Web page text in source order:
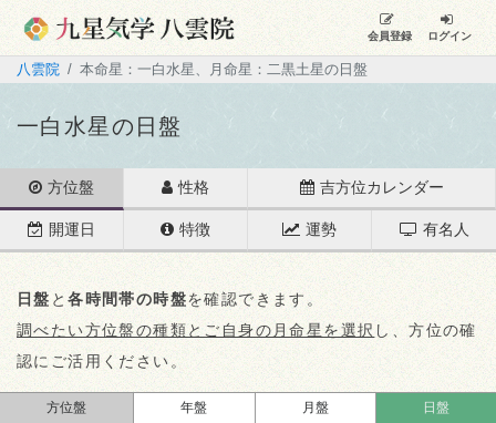
会員登録 ログイン
八雲院 本命星：一白水星、月命星：二黒土星の日盤
一白水星の日盤
方位盤 性格 吉方位カレンダー
開運日 特徴 運勢 有名人
日盤 と各時間帯の時盤を確認できます。
調べたい方位盤の種類とご自身の月命星を選択 し、方位の確
認にご活用ください。
方位盤 年盤 月盤 日盤